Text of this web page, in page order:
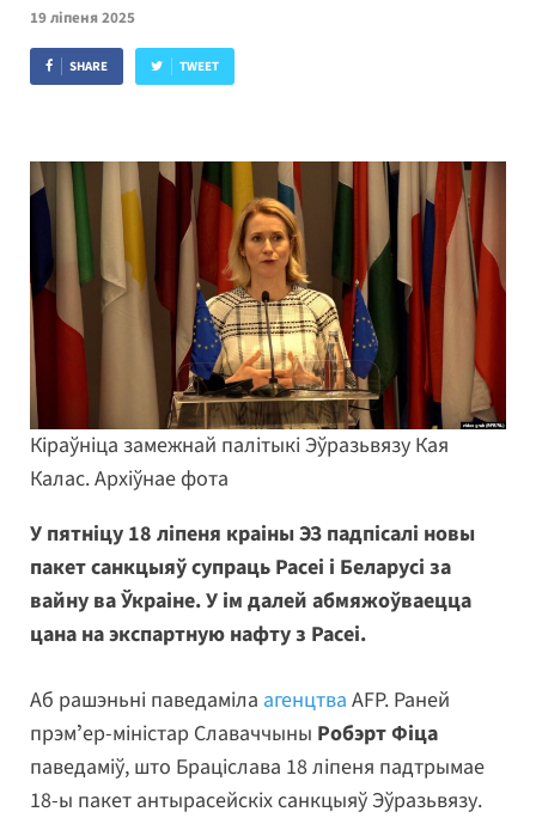
19 ліпеня 2025
SHARE TWEET
Кіраўніца замежнай палітыкі Эўразьвязу Кая
Калас. Архіўнае фота
У пятніцу 18 ліпеня краіны ЭЗ падпісалі новы
пакет санкцыяў супраць Расеі і Беларусі за
вайну ва Ўкраіне. У ім далей абмяжоўваецца
цана на экспартную нафту з Расеі.
Аб рашэньні паведаміла агенцтва AFP. Раней
прэмʼер-міністар Славаччыны Робэрт Фіца
паведаміў, што Браціслава 18 ліпеня падтрымае
18-ы пакет антырасейскіх санкцыяў Эўразьвязу.